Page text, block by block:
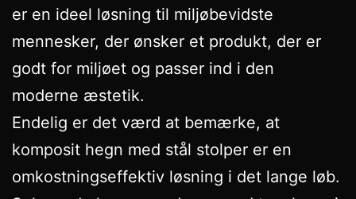
er en ideel løsning til miljøbevidste
mennesker, der ønsker et produkt, der er
godt for miljøet og passer ind i den
moderne æstetik.
Endelig er det værd at bemærke, at
komposit hegn med stål stolper er en
omkostningseffektiv løsning i det lange løb.